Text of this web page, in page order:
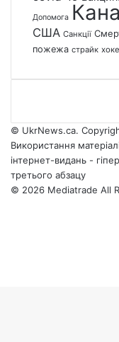
Допомога
США Санкції
пожежа страйк
© UkrNews.ca.
Використання
інтернет-видань -
третього абзацу
© 2026 Mediatrade All